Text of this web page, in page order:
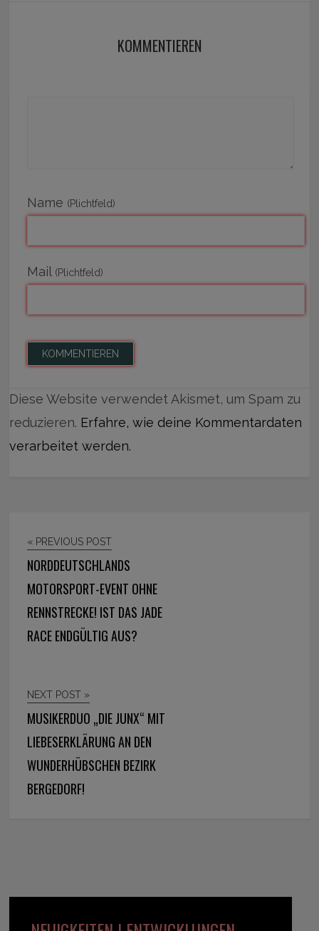
KOMMENTIEREN
Name (Plichtfeld)
Mail (Plichtfeld)
Diese Website verwendet Akismet, um Spam zu
reduzieren. Erfahre, wie deine Kommentardaten
verarbeitet werden.
« PREVIOUS POST
NORDDEUTSCHLANDS
MOTORSPORT-EVENT OHNE
RENNSTRECKE! IST DAS JADE
RACE ENDGÜLTIG AUS?
NEXT POST »
MUSIKERDUO „DIE JUNX“ MIT
LIEBESERKLÄRUNG AN DEN
WUNDERHÜBSCHEN BEZIRK
BERGEDORF!